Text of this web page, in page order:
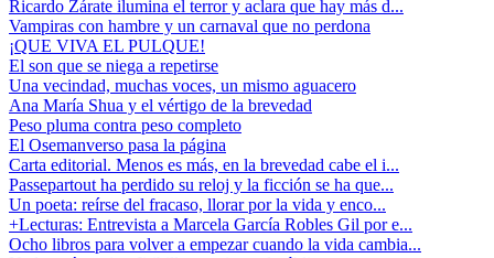
Ricardo Zárate ilumina el terror y aclara que hay más d...
Vampiras con hambre y un carnaval que no perdona
¡QUE VIVA EL PULQUE!
El son que se niega a repetirse
Una vecindad, muchas voces, un mismo aguacero
Ana María Shua y el vértigo de la brevedad
Peso pluma contra peso completo
El Osemanverso pasa la página
Carta editorial. Menos es más, en la brevedad cabe el i...
Passepartout ha perdido su reloj y la ficción se ha que...
Un poeta: reírse del fracaso, llorar por la vida y enco...
+Lecturas: Entrevista a Marcela García Robles Gil por e...
Ocho libros para volver a empezar cuando la vida cambia...